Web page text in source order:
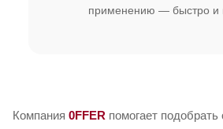
применению — быстро и
Компания 0FFER помогает